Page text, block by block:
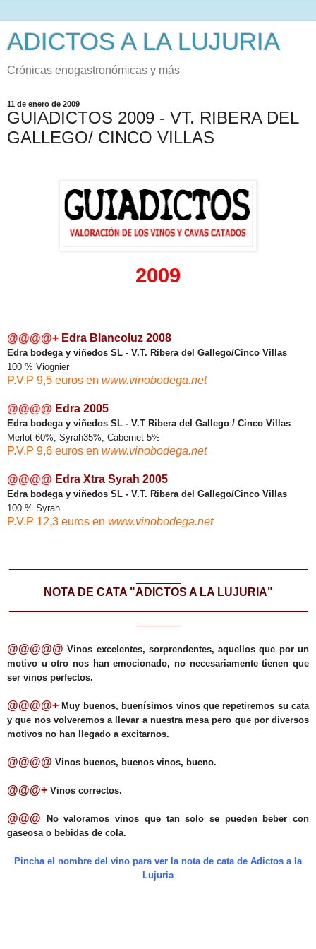
ADICTOS A LA LUJURIA
Crónicas enogastronómicas y más
11 de enero de 2009
GUIADICTOS 2009 - VT. RIBERA DEL
GALLEGO/ CINCO VILLAS
2009
@@@@+ Edra Blancoluz 2008
Edra bodega y viñedos SL - V.T. Ribera del Gallego/Cinco Villas
100 % Viognier
P.V.P 9,5 euros en www.vinobodega.net
@@@@ Edra 2005
Edra bodega y viñedos SL - V.T Ribera del Gallego / Cinco Villas
Merlot 60%, Syrah35%, Cabernet 5%
P.V.P 9,6 euros en www.vinobodega.net
@@@@ Edra Xtra Syrah 2005
Edra bodega y viñedos SL - V.T. Ribera del Gallego/Cinco Villas
100 % Syrah
P.V.P 12,3 euros en www.vinobodega.net
NOTA DE CATA "ADICTOS A LA LUJURIA"
@@@@@ Vinos excelentes, sorprendentes, aquellos que por un
motivo u otro nos han emocionado, no necesariamente tienen que
ser vinos perfectos.
@@@@+ Muy buenos, buenísimos vinos que repetiremos su cata
y que nos volveremos a llevar a nuestra mesa pero que por diversos
motivos no han llegado a excitarnos.
@@@@ Vinos buenos, buenos vinos, bueno.
@@@+ Vinos correctos.
@@@ No valoramos vinos que tan solo se pueden beber con
gaseosa o bebidas de cola.
Pincha el nombre del vino para ver la nota de cata de Adictos a la
Lujuria